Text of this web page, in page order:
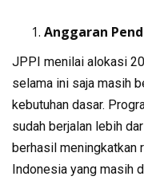
Anggaran
JPPI menilai alokasi
selama ini saja masih
kebutuhan dasar.
sudah berjalan lebih
berhasil meningkatkan
Indonesia yang masih